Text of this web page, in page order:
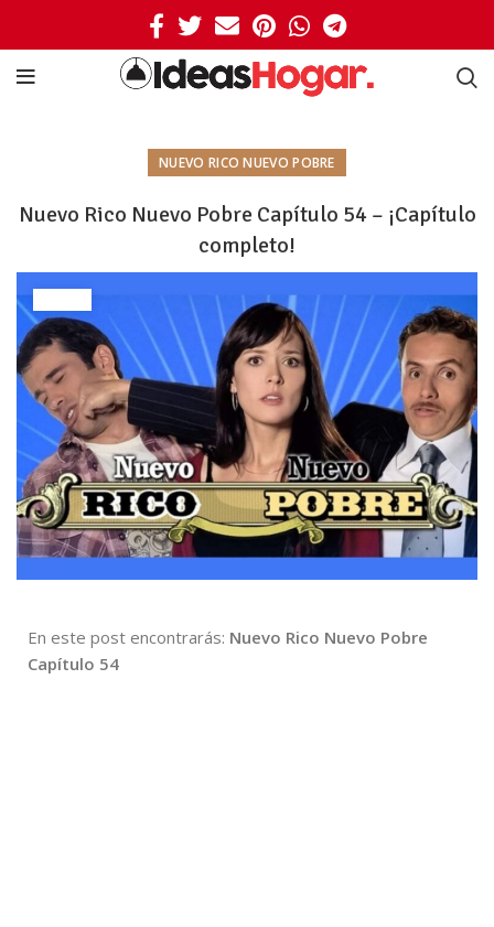
NUEVO RICO NUEVO POBRE
Nuevo Rico Nuevo Pobre Capítulo 54 – ¡Capítulo
completo!
En este post encontrarás: Nuevo Rico Nuevo Pobre
Capítulo 54